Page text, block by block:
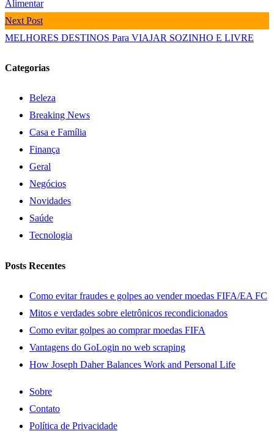
Alimentar
Next Post
MELHORES DESTINOS Para VIAJAR SOZINHO E LIVRE
Categorias
Beleza
Breaking News
Casa e Família
Finança
Geral
Negócios
Novidades
Saúde
Tecnologia
Posts Recentes
Como evitar fraudes e golpes ao vender moedas FIFA/EA FC
Mitos e verdades sobre eletrônicos recondicionados
Como evitar golpes ao comprar moedas FIFA
Vantagens do GoLogin no web scraping
How Joseph Daher Balances Work and Personal Life
Sobre
Contato
Política de Privacidade